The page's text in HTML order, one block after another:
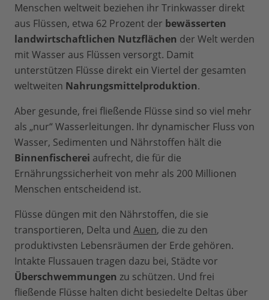
Menschen weltweit beziehen ihr Trinkwasser direkt
aus Flüssen, etwa 62 Prozent der bewässerten
landwirtschaftlichen Nutzflächen der Welt werden
mit Wasser aus Flüssen versorgt. Damit
unterstützen Flüsse direkt ein Viertel der gesamten
weltweiten Nahrungsmittelproduktion.
Aber gesunde, frei fließende Flüsse sind so viel mehr
als „nur“ Wasserleitungen. Ihr dynamischer Fluss von
Wasser, Sedimenten und Nährstoffen hält die
Binnenfischerei aufrecht, die für die
Ernährungssicherheit von mehr als 200 Millionen
Menschen entscheidend ist.
Flüsse düngen mit den Nährstoffen, die sie
transportieren, Delta und Auen, die zu den
produktivsten Lebensräumen der Erde gehören.
Intakte Flussauen tragen dazu bei, Städte vor
Überschwemmungen zu schützen. Und frei
fließende Flüsse halten dicht besiedelte Deltas über